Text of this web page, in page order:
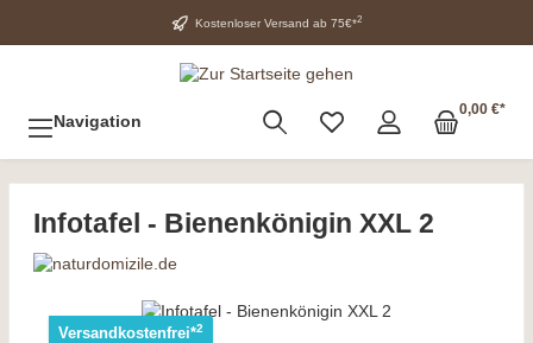
Kostenloser Versand ab 75€*2
Navigation
0,00 €*
Infotafel - Bienenkönigin XXL 2
Versandkostenfrei*2